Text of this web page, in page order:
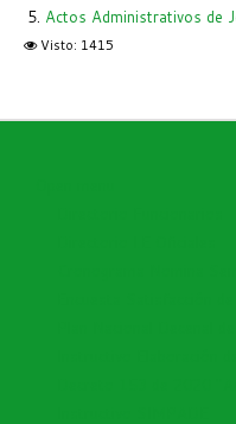
Actos Administrativos de
Visto: 1415